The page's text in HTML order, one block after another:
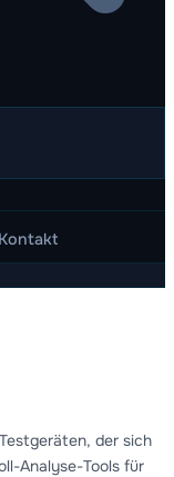
Kontakt
der sich
Analyse-Tools für